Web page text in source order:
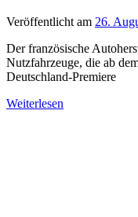
Veröffentlicht am 26.
Der französische
Nutzfahrzeuge, die ab
Deutschland-Premiere
Weiterlesen